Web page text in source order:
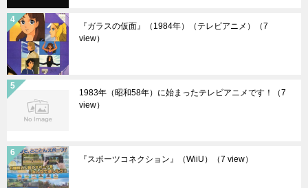
『ガラスの仮面』（1984年）（テレビアニメ）
（7
view）
1983年（昭和58年）に始まったテレビアニメです！
（7
view）
『スポーツコネクション』（WiiU） （7 view）